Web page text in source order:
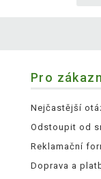
Pro
Nejčastější
Odstoupit od
Reklamační
Doprava a